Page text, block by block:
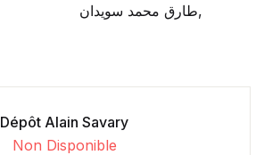
طارق محمد سويدان,
Dépôt Alain Savary
Non Disponible